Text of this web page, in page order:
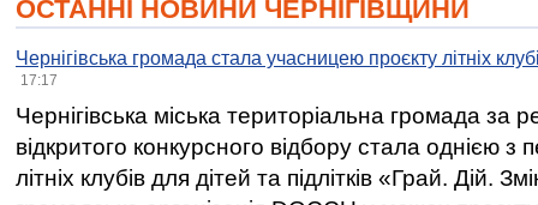
ОСТАННІ НОВИНИ ЧЕРНІГІВЩИНИ
Чернігівська громада стала учасницею проєкту літніх
17:17
Чернігівська міська територіальна громада за
відкритого конкурсного відбору стала однією
літніх клубів для дітей та підлітків «Грай. Дій.